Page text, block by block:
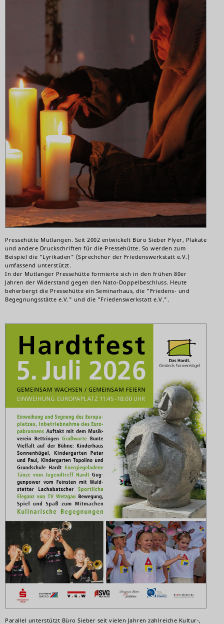
Pressehütte Mutlangen. Seit 2002 entwickelt Büro Sieber Flyer, Plakate
und andere Druckschriften für die Pressehütte. So werden zum
Beispiel die "Lyrikaden" (Sprechchor der Friedenswerkstatt e.V.)
umfassend unterstützt.
In der Mutlanger Pressehütte formierte sich in den frühen 80er
Jahren der Widerstand gegen den Nato-Doppelbeschluss. Heute
beherbergt die Pressehütte ein Seminarhaus, die "Friedens- und
Begegnungsstätte e.V." und die "Friedenswerkstatt e.V.".
Parallel unterstützt Büro Sieber seit vielen Jahren zahlreiche Kultur-,